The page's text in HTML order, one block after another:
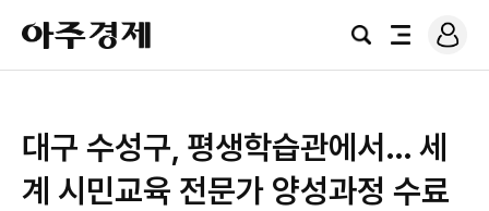
아
주
경
검
전
로
그
대구 수성구, 평생학습관에서… 세
계 시민교육 전문가 양성과정 수료